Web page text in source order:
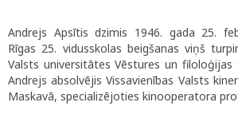
Andrejs Apsītis dzimis 1946. gada 25.
Rīgas 25. vidusskolas beigšanas viņš
Valsts universitātes Vēstures un filoloģijas
Andrejs absolvējis Vissavienības Valsts
Maskavā, specializējoties kinooperatora